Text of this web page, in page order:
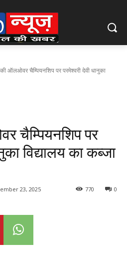
ऑलओवर चैम्पियनशिप पर परमेश्वरी देवी धानुका
चैम्पियनशिप पर
विद्यालय का कब्जा
23, 2025 0
770